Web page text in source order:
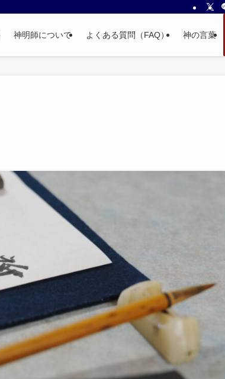
神明師について よくある質問（FAQ） 神の言葉